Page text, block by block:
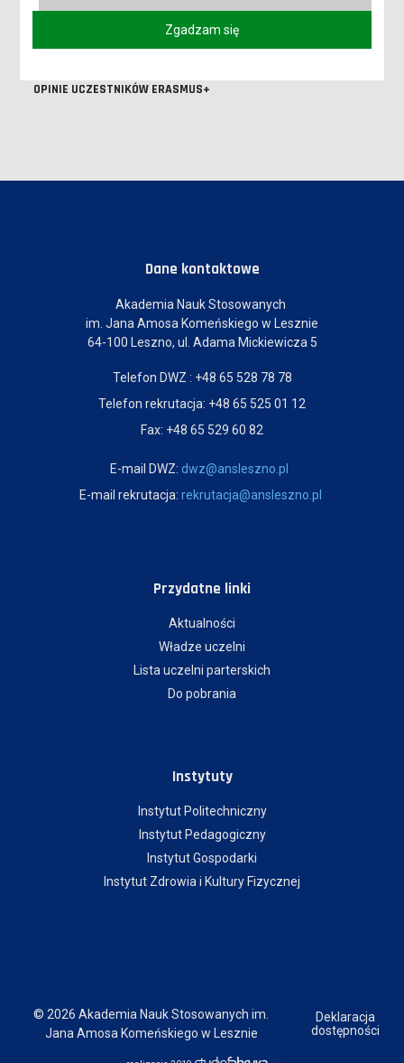
Karta ECHE
Do pobrania
OPINIE UCZESTNIKÓW ERASMUS+
Dane kontaktowe
Akademia Nauk Stosowanych
im. Jana Amosa Komeńskiego w Lesznie
64-100 Leszno, ul. Adama Mickiewicza 5
Telefon DWZ : +48 65 528 78 78
Telefon rekrutacja: +48 65 525 01 12
Fax: +48 65 529 60 82
E-mail DWZ: dwz@ansleszno.pl
E-mail rekrutacja: rekrutacja@ansleszno.pl
Przydatne linki
Aktualności
Władze uczelni
Lista uczelni parterskich
Do pobrania
Instytuty
Instytut Politechniczny
Instytut Pedagogiczny
Instytut Gospodarki
Instytut Zdrowia i Kultury Fizycznej
© 2026 Akademia Nauk Stosowanych im.
Jana Amosa Komeńskiego w Lesznie
Deklaracja
dostępności
Zgadzam się